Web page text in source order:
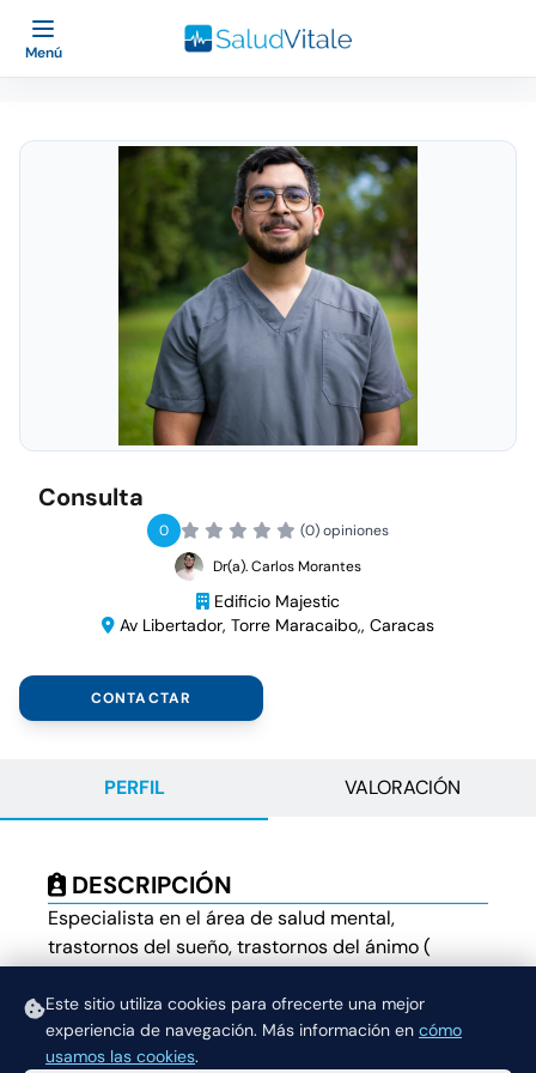
Este sitio utiliza cookies para ofrecerte una mejor
experiencia de navegación. Más información en cómo
usamos las cookies.
Menú
Consulta
0
(0) opiniones
Dr(a). Carlos Morantes
Edificio Majestic
Av Libertador, Torre Maracaibo,, Caracas
CONTACTAR
PERFIL VALORACIÓN
DESCRIPCIÓN
Especialista en el área de salud mental,
trastornos del sueño, trastornos del ánimo (
ansiedad, demencias, trastornos de personalidad
y trastornos psicóticos